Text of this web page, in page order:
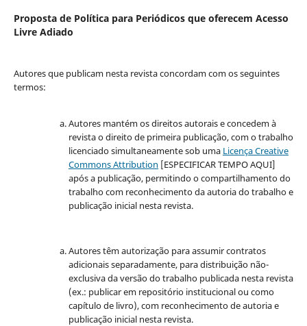
Proposta de Política para Periódicos que oferecem Acesso
Livre Adiado
Autores que publicam nesta revista concordam com os seguintes
termos:
Autores mantém os direitos autorais e concedem à
revista o direito de primeira publicação, com o trabalho
licenciado simultaneamente sob uma Licença Creative
Commons Attribution [ESPECIFICAR TEMPO AQUI]
após a publicação, permitindo o compartilhamento do
trabalho com reconhecimento da autoria do trabalho e
publicação inicial nesta revista.
Autores têm autorização para assumir contratos
adicionais separadamente, para distribuição não-
exclusiva da versão do trabalho publicada nesta revista
(ex.: publicar em repositório institucional ou como
capítulo de livro), com reconhecimento de autoria e
publicação inicial nesta revista.